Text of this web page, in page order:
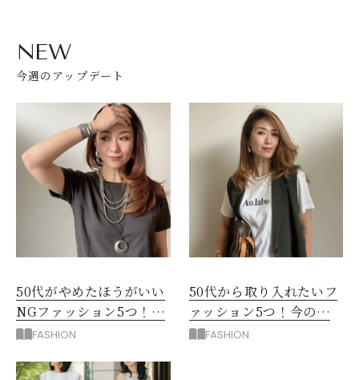
NEW
今週のアップデート
50代がやめたほうがいい
NGファッション5つ！手
持ち服を見直すコツ
FASHION
50代から取り入れたいフ
ァッション5つ！今の自
分をきれいに見せる服選
FASHION